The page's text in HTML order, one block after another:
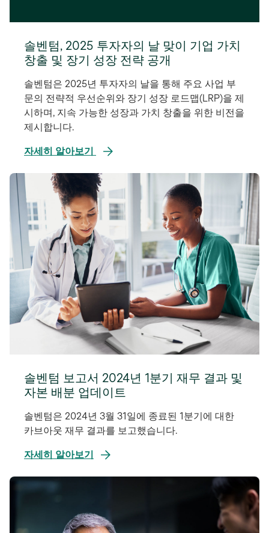
솔벤텀, 2025 투자자의 날 맞이 기업 가치
창출 및 장기 성장 전략 공개
솔벤텀은 2025년 투자자의 날을 통해 주요 사업 부
문의 전략적 우선순위와 장기 성장 로드맵(LRP)을 제
시하며, 지속 가능한 성장과 가치 창출을 위한 비전을
제시합니다.
자세히 알아보기
새
탭
에
서
열
솔벤텀 보고서 2024년 1분기 재무 결과 및
자본 배분 업데이트
솔벤텀은 2024년 3월 31일에 종료된 1분기에 대한
카브아웃 재무 결과를 보고했습니다.
자세히 알아보기
새